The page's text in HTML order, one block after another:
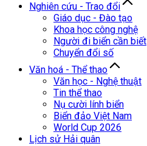
Nghiên cứu - Trao đổi
Giáo dục - Đào tạo
Khoa học công nghệ
Người đi biển cần biết
Chuyển đổi số
Văn hoá - Thể thao
Văn học - Nghệ thuật
Tin thể thao
Nụ cười lính biển
Biển đảo Việt Nam
World Cup 2026
Lịch sử Hải quân